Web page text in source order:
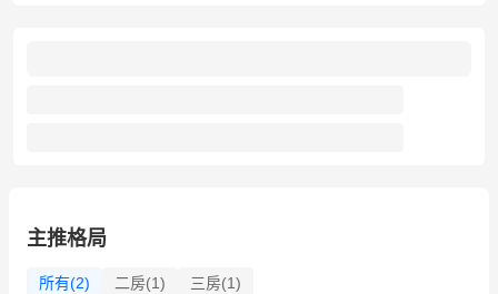
主推格局
所有(2) 二房(1) 三房(1)